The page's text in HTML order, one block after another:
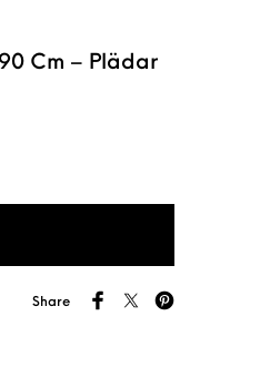
Cm – Plädar
Share